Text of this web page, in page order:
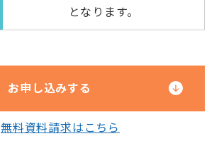
となります。
お申し込みする
無料資料請求はこちら